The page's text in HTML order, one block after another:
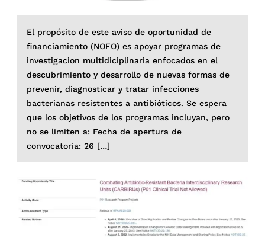
El propósito de este aviso de oportunidad de
financiamiento (NOFO) es apoyar programas de
investigacion multidiciplinaria enfocados en el
descubrimiento y desarrollo de nuevas formas de
prevenir, diagnosticar y tratar infecciones
bacterianas resistentes a antibióticos. Se espera
que los objetivos de los programas incluyan, pero
no se limiten a: Fecha de apertura de
convocatoria: 26 […]